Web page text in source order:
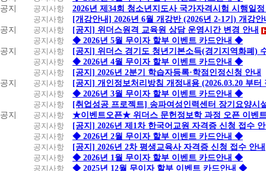
공지
공지사항
2026년 제34회 청소년지도사 국가자격시험 시행일
공지사항
[개강안내] 2026년 6월 개강반 (2026년 2-1기) 개강안
공지
공지사항
[공지] 위더스원격 교육원 상담 운영시간 변경 안내
공지사항
◆ 2026년 5월 무이자 할부 이벤트 카드안내 ◆
공지
공지사항
[공지] 위더스 경기도 청년기본소득(경기지역화폐)
공지사항
◆ 2026년 4월 무이자 할부 이벤트 카드안내 ◆
공지사항
[공지] 2026년 2분기 학습자등록·학점인정신청 안내
공지
공지사항
[공지] 개인정보처리방침 개정내용 (2026.03.20 부터
공지사항
◆ 2026년 3월 무이자 할부 이벤트 카드안내 ◆
공지사항
[취업성공 프로젝트] 송파여성인력센터 장기요양시
공지
공지사항
★이벤트오픈★ 위더스 문헌정보학 과정 오픈 이벤
공지사항
[공지] 2026년 제1차 한국어교원 자격증 신청 접수
공지사항
◆ 2026년 2월 무이자 할부 이벤트 카드안내 ◆
공지사항
[공지] 2026년 2차 평생교육사 자격증 신청 접수 안내
공지사항
◆ 2026년 1월 무이자 할부 이벤트 카드안내 ◆
공지사항
◆ 2025년 12월 무이자 할부 이벤트 카드안내 ◆